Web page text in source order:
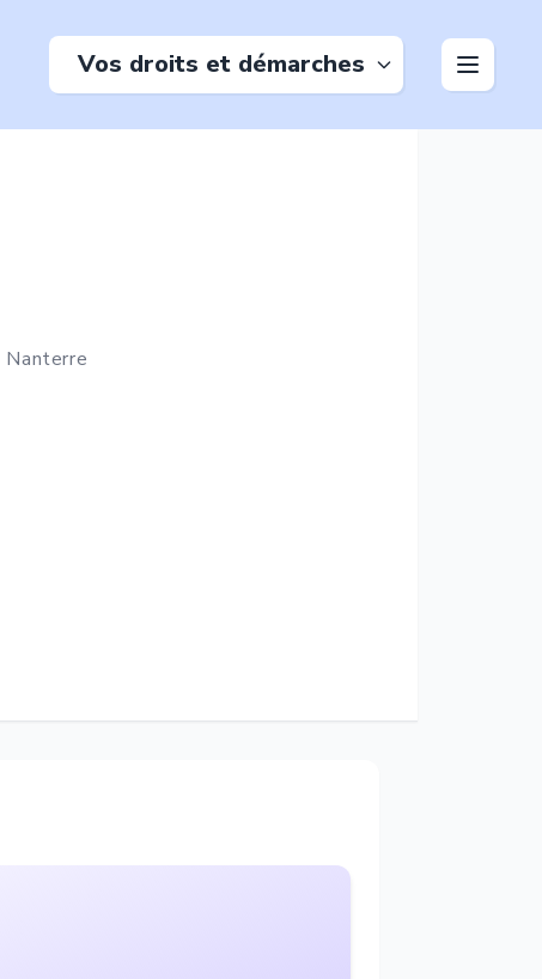
Vos droits et démarches
Nanterre